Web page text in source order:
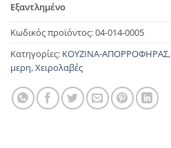
Εξαντλημένο
Κωδικός προϊόντος:04-014-0005
Κατηγορίες: ΚΟΥΖΙΝΑ-ΑΠΟΡΡΟΦΗΡΑΣ,
μερη,Χειρολαβές